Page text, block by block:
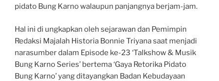
pidato Bung Karno walaupun panjangnya berjam-jam.
Hal ini di ungkapkan oleh sejarawan dan Pemimpin
Redaksi Majalah Historia Bonnie Triyana saat menjadi
narasumber dalam Episode ke-23 ‘Talkshow & Musik
Bung Karno Series’ bertema ‘Gaya Retorika Pidato
Bung Karno’ yang ditayangkan Badan Kebudayaan